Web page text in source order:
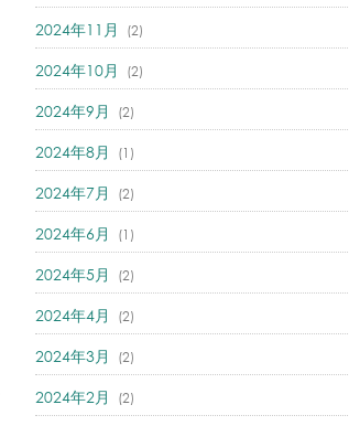
2024年11月 (2)
2024年10月 (2)
2024年9月 (2)
2024年8月 (1)
2024年7月 (2)
2024年6月 (1)
2024年5月 (2)
2024年4月 (2)
2024年3月 (2)
2024年2月 (2)